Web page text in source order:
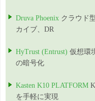
Druva Phoenix クラウド
カイブ、DR
HyTrust (Entrust) 仮想環
の暗号化
Kasten K10 PLATFORM
を手軽に実現